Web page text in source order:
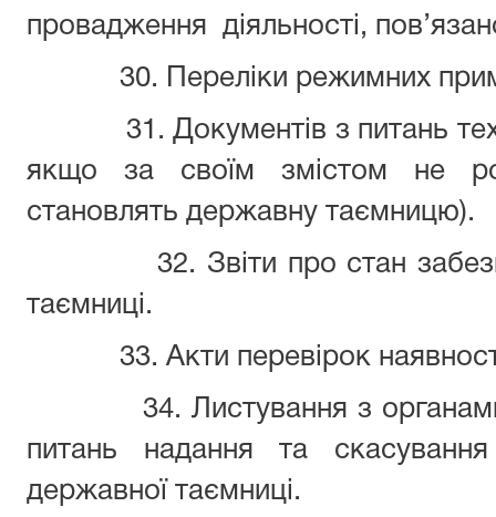
провадження
діяльності,
30. Переліки режимних
31. Документів з питань
якщо за своїм змістом не
становлять державну таємницю).
32. Звіти про стан
таємниці.
33. Акти перевірок
34. Листування з
питань надання та
державної таємниці.